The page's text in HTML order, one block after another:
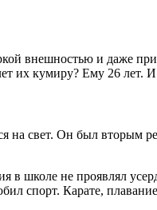
внешностью и даже
их кумиру? Ему 26 лет.
на свет. Он был вторым
школе не проявлял
спорт. Карате,